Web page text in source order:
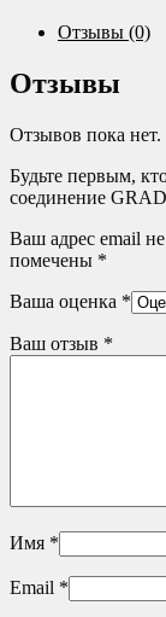
Отзывы (0)
Отзывы
Отзывов пока нет.
Будьте первым,
соединение
Ваш адрес email
помечены *
Ваша оценка *
Ваш отзыв *
Имя *
Email *